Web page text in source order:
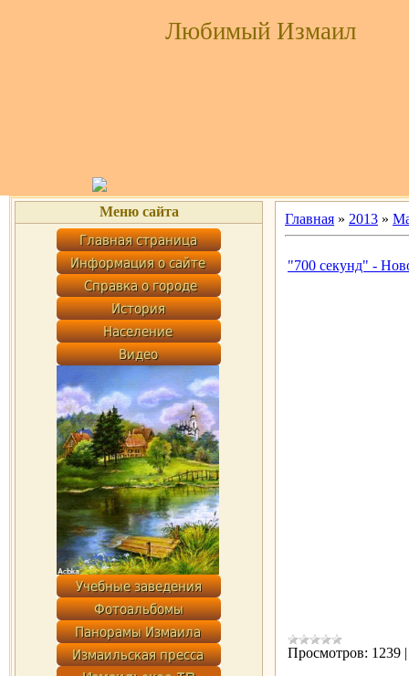
Любимый Измаил
Меню сайта Главная » 2013 »
"700 секунд" -
Просмотров: 1239